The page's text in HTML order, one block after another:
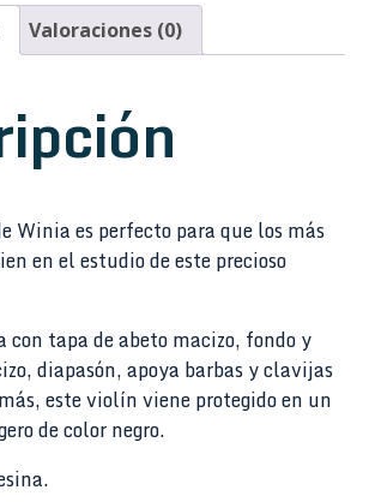
Valoraciones (0)
Winia es perfecto para que los más
en el estudio de este precioso
con tapa de abeto macizo, fondo y
diapasón, apoya barbas y clavijas
este violín viene protegido en un
de color negro.